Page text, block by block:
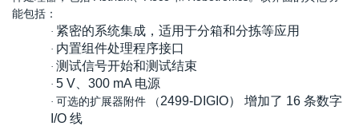
能包括：
· 紧密的系统集成，适用于分箱和分拣等应用
· 内置组件处理程序接口
· 测试信号开始和测试结束
· 5 V、300 mA 电源
· 可选的扩展器附件 （2499-DIGIO） 增加了 16 条数字
I/O 线